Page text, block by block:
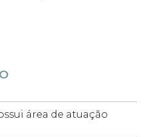
área de atuação